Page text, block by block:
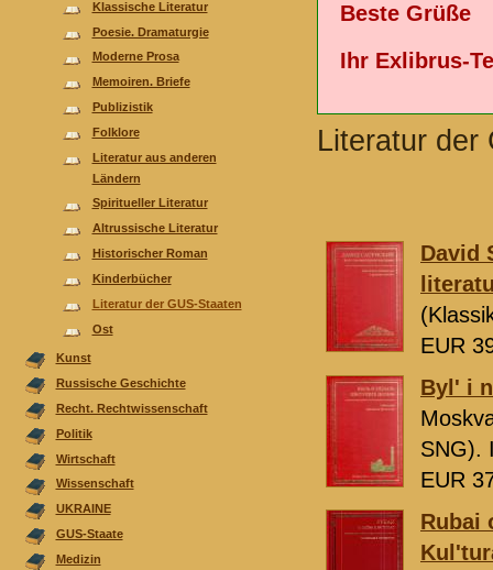
Klassische Literatur
Poesie. Dramaturgie
Moderne Prosa
Memoiren. Briefe
Publizistik
Folklore
Literatur aus anderen
Ländern
Spiritueller Literatur
Altrussische Literatur
Historischer Roman
Kinderbücher
Literatur der GUS-Staaten
Ost
Kunst
Russische Geschichte
Recht. Rechtwissenschaft
Politik
Wirtschaft
Wissenschaft
UKRAINE
GUS-Staate
Medizin
Beste Grüße
Ihr Exlibrus-
Literatur der
David
EUR
Byl' i
SNG).
EUR
Rubai